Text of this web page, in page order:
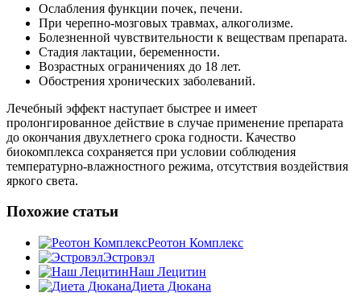
Ослабления функции почек, печени.
При черепно-мозговых травмах, алкоголизме.
Болезненной чувствительности к веществам препарата.
Стадия лактации, беременности.
Возрастных ограничениях до 18 лет.
Обострения хронических заболеваний.
Лечебный эффект наступает быстрее и имеет
пролонгированное действие в случае применение препарата
до окончания двухлетнего срока годности. Качество
биокомплекса сохраняется при условии соблюдения
температурно-влажностного режима, отсутствия воздействия
яркого света.
Похожие статьи
Реотон Комплекс
Эстровэл
Наш Лецитин
Диета Дюкана